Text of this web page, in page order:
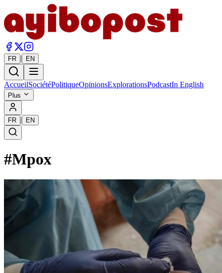
FR | EN
AccueilSociétéPolitiqueOpinionsExplorationsPodcastIn English
Plus
FR | EN
#Mpox